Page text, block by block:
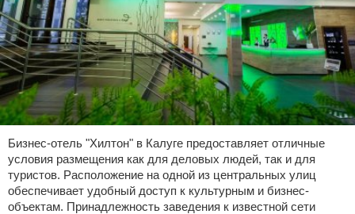
Бизнес-отель "Хилтон" в Калуге предоставляет отличные
условия размещения как для деловых людей, так и для
туристов. Расположение на одной из центральных улиц
обеспечивает удобный доступ к культурным и бизнес-
объектам. Принадлежность заведения к известной сети